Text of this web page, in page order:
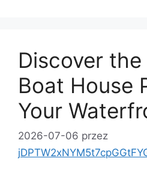
Discover
Boat House
Your
2026-07-06 przez